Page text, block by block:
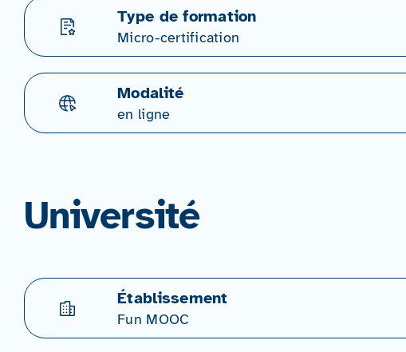
Type de formation
Micro-certification
Modalité
en ligne
Université
Établissement
Fun MOOC